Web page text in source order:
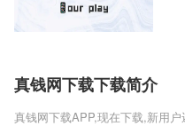
真钱网下载下载简介
真钱网下载APP,现在下载,新用